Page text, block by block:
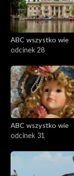
ABC wszystko wie
odcinek 28
ABC wszystko wie
odcinek 31